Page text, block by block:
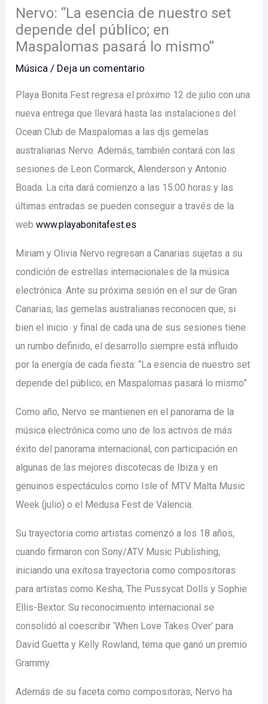
Nervo: “La esencia de nuestro set
depende del público; en
Maspalomas pasará lo mismo”
Música / Deja un comentario
Playa Bonita Fest regresa el próximo 12 de julio con una
nueva entrega que llevará hasta las instalaciones del
Ocean Club de Maspalomas a las djs gemelas
australianas Nervo. Además, también contará con las
sesiones de Leon Cormarck, Alenderson y Antonio
Boada. La cita dará comienzo a las 15:00 horas y las
últimas entradas se pueden conseguir a través de la
webwww.playabonitafest.es
Miriam y Olivia Nervo regresan a Canarias sujetas a su
condición de estrellas internacionales de la música
electrónica. Ante su próxima sesión en el sur de Gran
Canarias, las gemelas australianas reconocen que, si
bien el inicio y final de cada una de sus sesiones tiene
un rumbo definido, el desarrollo siempre está influido
por la energía de cada fiesta:“La esencia de nuestro set
depende del público; en Maspalomas pasará lo mismo”
Como año, Nervo se mantienen en el panorama de la
música electrónica como uno de los activos de más
éxito del panorama internacional, con participación en
algunas de las mejores discotecas de Ibiza y en
genuinos espectáculos como Isle of MTV Malta Music
Week (julio) o el Medusa Fest de Valencia.
Su trayectoria como artistas comenzó a los 18 años,
cuando firmaron con Sony/ATV Music Publishing,
iniciando una exitosa trayectoria como compositoras
para artistas como Kesha, The Pussycat Dolls y Sophie
Ellis-Bextor. Su reconocimiento internacional se
consolidó al coescribir ‘When Love Takes Over’ para
David Guetta y Kelly Rowland, tema que ganó un premio
Grammy.
Además de su faceta como compositoras, Nervo ha